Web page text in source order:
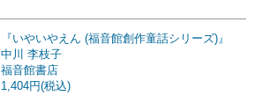
『いやいやえん (福音館創作童話シリーズ)』
中川 李枝子
福音館書店
1,404円(税込)